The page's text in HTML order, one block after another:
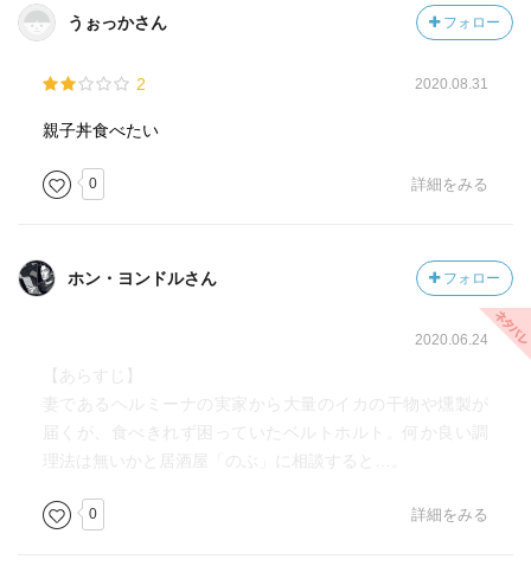
うぉっかさん フォロー
2 2020.08.31
親子丼食べたい
0 詳細をみる
ホン・ヨンドルさん フォロー
2020.06.24
【あらすじ】
妻であるヘルミーナの実家から大量のイカの干物や燻製が
届くが、食べきれず困っていたベルトホルト。何か良い調
理法は無いかと居酒屋「のぶ」に相談すると…。
0 詳細をみる